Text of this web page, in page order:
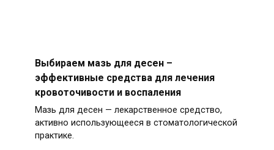
Выбираем мазь для десен –
эффективные средства для лечения
кровоточивости и воспаления
Мазь для десен — лекарственное средство,
активно использующееся в стоматологической
практике.